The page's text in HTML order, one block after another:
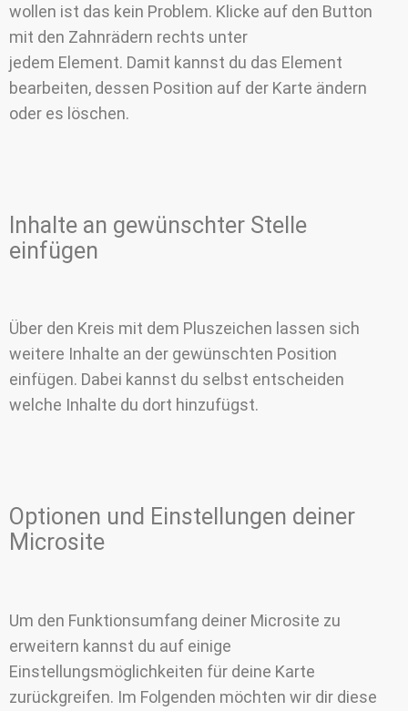
wollen ist das kein Problem. Klicke auf den Button
mit den Zahnrädern rechts unter
jedem Element. Damit kannst du das Element
bearbeiten, dessen Position auf der Karte ändern
oder es löschen.
Inhalte an gewünschter Stelle
einfügen
Über den Kreis mit dem Pluszeichen lassen sich
weitere Inhalte an der gewünschten Position
einfügen. Dabei kannst du selbst entscheiden
welche Inhalte du dort hinzufügst.
Optionen und Einstellungen deiner
Microsite
Um den Funktionsumfang deiner Microsite zu
erweitern kannst du auf einige
Einstellungsmöglichkeiten für deine Karte
zurückgreifen. Im Folgenden möchten wir dir diese